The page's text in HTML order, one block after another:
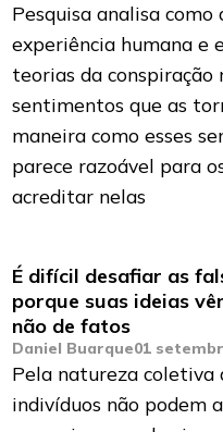
Pesquisa analisa
experiência humana e
teorias da conspiração
sentimentos que as
maneira como esses
parece razoável para
acreditar nelas
É difícil desafiar as
porque suas ideias
não de fatos
Daniel Buarque01
Pela natureza coletiva
indivíduos não podem